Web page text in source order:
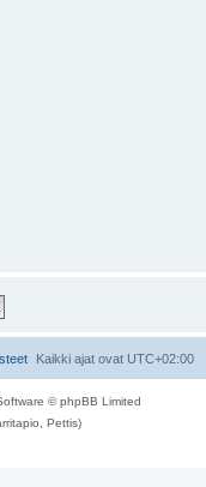
Kaikki ajat ovat UTC+02:00
© phpBB Limited
Pettis)